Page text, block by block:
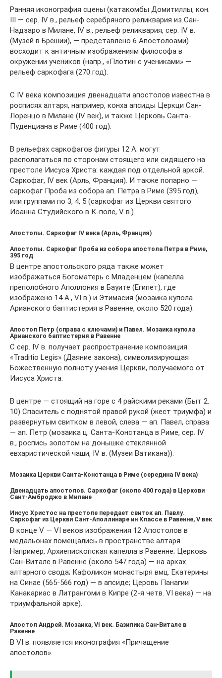
Ранняя иконография сцены (катакомбы Домитиллы, кон.
III — сер. IV в., рельеф серебряного реликвария из Сан-
Надзаро в Милане, IV в., рельеф реликвария, сер. IV в.
(Музей в Брешии), — представлено 6 Апостолоами)
восходит к античным изображениям философа в
окружении учеников (напр., «Плотин с учениками» —
рельеф саркофага (270 год).
С IV века композиция двенадцати апостолов известна в
росписях алтаря, например, конха апсиды Церкци Сан-
Лоренцо в Милане (IV век), и также Церковь Санта-
Пуденциана в Риме (400 год).
В рельефах саркофагов фигуры 12 А. могут
располагаться по сторонам стоящего или сидящего на
престоле Иисуса Христа: каждая под отдельной аркой.
Саркофаг, IV век (Арль, Франция). И также попарно —
саркофаг Проба из собора ап. Петра в Риме (395 год),
или группами по 3, 4, 5 (саркофаг из Церкви святого
Иоанна Студийского в К-поле, V в.).
Апостолы. Саркофаг IV века (Арль, Франция)
Апостолы. Саркофаг Проба из собора апостола Петра в Риме,
395 год
В центре апостольского ряда также может
изображаться Богоматерь с Младенцем (капелла
преполобного Аполлония в Бауите (Египет), где
изображено 14 А., VI в.) и Этимасия (мозаика купола
Арианского баптистерия в Равенне, около 520 года).
Апостол Петр (справа с ключами) и Павел. Мозаика купола
Арианского баптистерия в Равенне
С сер. IV в. получает распространение композиция
«Traditio Legis» (Даяние закона), символизирующая
Божественную полноту учения Церкви, получаемого от
Иисуса Христа.
В центре — стоящий на горе с 4 райскими реками (Быт 2.
10) Спаситель с поднятой правой рукой (жест триумфа) и
развернутым свитком в левой, слева — ап. Павел, справа
— ап. Петр (мозаика ц. Санта-Констанца в Риме, сер. IV
в., роспись золотом на донышке стеклянной
евхаристической чаши, IV в. (Музеи Ватикана)).
Мозаика Церкви Санта-Констанца в Риме (середина IV века)
Двенадцать апостолов. Саркофаг (около 400 года) в Церкови
Сант-Амброджо в Милане
Иисус Христос на престоле передает свиток ап. Павлу.
Саркофаг из Церкви Сант-Аполлинаре ин Классе в Равенне, V век
В конце V — VI веков изображения 12 Апостолов в
медальонах помещались в пространстве алтаря.
Например, Архиепископская капелла в Равенне; Церковь
Сан-Витале в Равенне (около 547 года) — на арках
алтарного свода; Кафоликон монастыря вмц. Екатерины
на Синае (565-566 год) — в апсиде; Церовь Панагии
Канакариас в Литрангоми в Кипре (2-я четв. VI века) — на
триумфальной арке).
Апостол Андрей. Мозаика, VI век. Базилика Сан-Витале в
Равенне
В VI в. появляется иконография «Причащение
апостолов».